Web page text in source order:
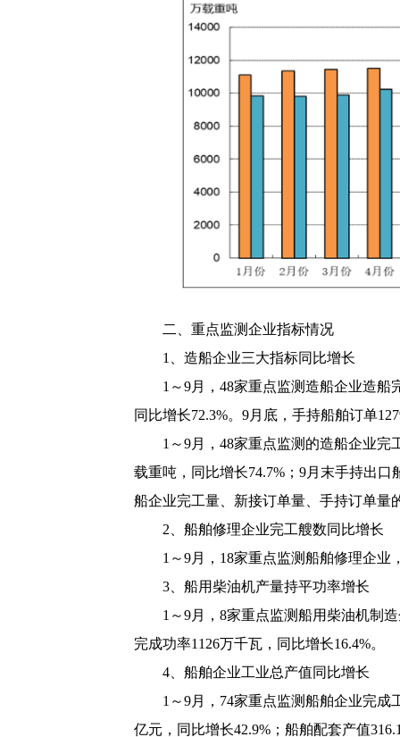
二、重点监测企业指标情况
1
、造船企业三大指标同比增长
1 ～9月， 48家重点监测造船企业造船
同比增长72.3%。 9月底，手持船舶订单
1 ～9月， 48家重点监测的造船企业完
载重吨，同比增长74.7% ； 9月末手持出口
船企业完工量、新接订单量、手持订单量
2 、船舶修理企业完工艘数同比增长
1 ～9月， 18家重点监测船舶修理企业
3 、船用柴油机产量持平功率增长
1 ～9月， 8家重点监测船用柴油机制
完成功率1126万千瓦，同比增长16.4%。
4 、船舶企业工业总产值同比增长
1 ～9月， 74家重点监测船舶企业完成
亿元，同比增长42.9% ；船舶配套产值